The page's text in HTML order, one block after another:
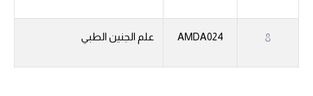
8
AMDA024 علم الجنين الطبي